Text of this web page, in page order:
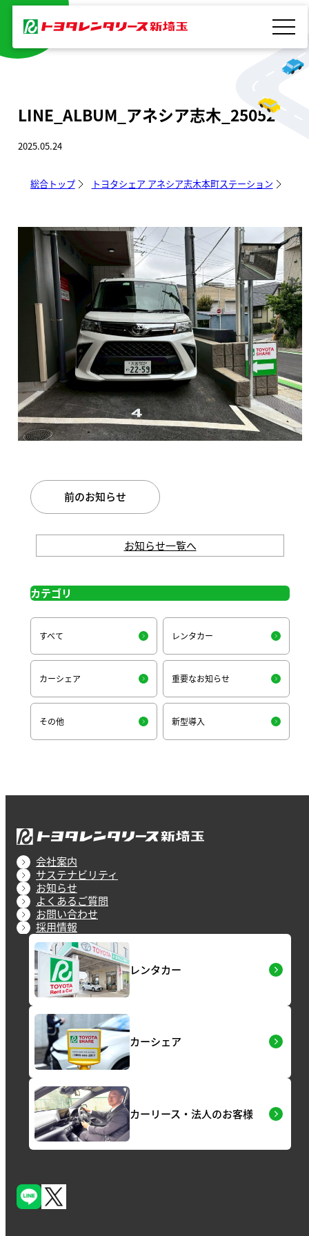
を
LINE_ALBUM_アネシア志木_250524_4
2025.05.24
総合トップ トヨタシェア アネシア志木本町ステーション
前のお知らせ
お知らせ一覧へ
カテゴリ
すべて レンタカー
カーシェア 重要なお知らせ
その他 新型導入
会社案内
サステナビリティ
お知らせ
よくあるご質問
お問い合わせ
採用情報
レンタカー
カーシェア
カーリース・法人のお客様